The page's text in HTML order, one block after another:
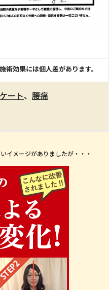
術効果には個人差があります。
ート、 腰痛
イメージがありましたが・・・